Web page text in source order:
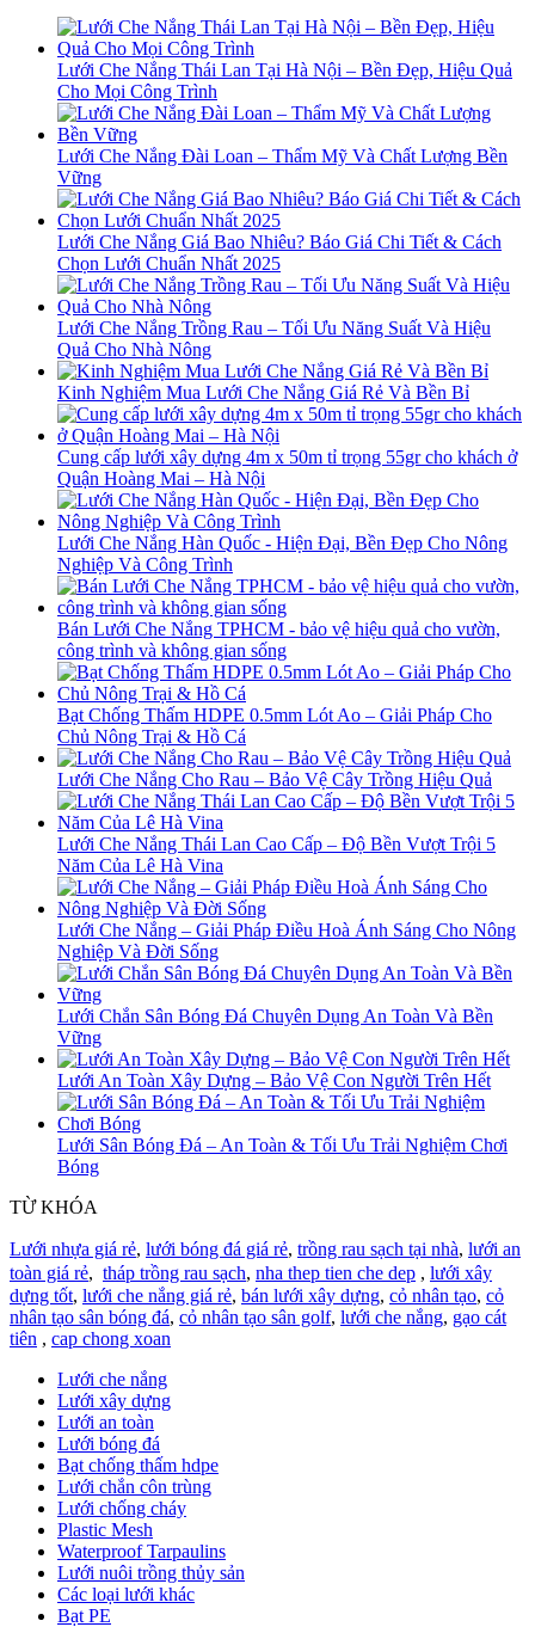
Lưới Che Nắng Thái Lan Tại Hà Nội – Bền Đẹp, Hiệu Quả
Cho Mọi Công Trình
Lưới Che Nắng Đài Loan – Thẩm Mỹ Và Chất Lượng Bền
Vững
Lưới Che Nắng Giá Bao Nhiêu? Báo Giá Chi Tiết & Cách
Chọn Lưới Chuẩn Nhất 2025
Lưới Che Nắng Trồng Rau – Tối Ưu Năng Suất Và Hiệu
Quả Cho Nhà Nông
Kinh Nghiệm Mua Lưới Che Nắng Giá Rẻ Và Bền Bỉ
Cung cấp lưới xây dựng 4m x 50m tỉ trọng 55gr cho khách ở
Quận Hoàng Mai – Hà Nội
Lưới Che Nắng Hàn Quốc - Hiện Đại, Bền Đẹp Cho Nông
Nghiệp Và Công Trình
Bán Lưới Che Nắng TPHCM - bảo vệ hiệu quả cho vườn,
công trình và không gian sống
Bạt Chống Thấm HDPE 0.5mm Lót Ao – Giải Pháp Cho
Chủ Nông Trại & Hồ Cá
Lưới Che Nắng Cho Rau – Bảo Vệ Cây Trồng Hiệu Quả
Lưới Che Nắng Thái Lan Cao Cấp – Độ Bền Vượt Trội 5
Năm Của Lê Hà Vina
Lưới Che Nắng – Giải Pháp Điều Hoà Ánh Sáng Cho Nông
Nghiệp Và Đời Sống
Lưới Chắn Sân Bóng Đá Chuyên Dụng An Toàn Và Bền
Vững
Lưới An Toàn Xây Dựng – Bảo Vệ Con Người Trên Hết
Lưới Sân Bóng Đá – An Toàn & Tối Ưu Trải Nghiệm Chơi
Bóng
TỪ KHÓA
Lưới nhựa giá rẻ, lưới bóng đá giá rẻ, trồng rau sạch tại nhà, lưới an
toàn giá rẻ, tháp trồng rau sạch, nha thep tien che dep , lưới xây
dựng tốt, lưới che nắng giá rẻ, bán lưới xây dựng, cỏ nhân tạo, cỏ
nhân tạo sân bóng đá, cỏ nhân tạo sân golf, lưới che nắng, gạo cát
tiên , cap chong xoan
Lưới che nắng
Lưới xây dựng
Lưới an toàn
Lưới bóng đá
Bạt chống thấm hdpe
Lưới chắn côn trùng
Lưới chống cháy
Plastic Mesh
Waterproof Tarpaulins
Lưới nuôi trồng thủy sản
Các loại lưới khác
Bạt PE